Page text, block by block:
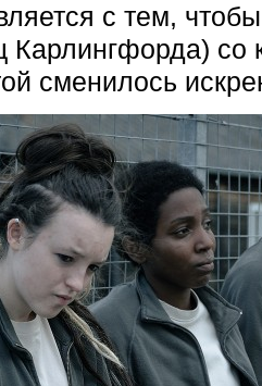
с тем,
Карлингфорда) со
сменилось